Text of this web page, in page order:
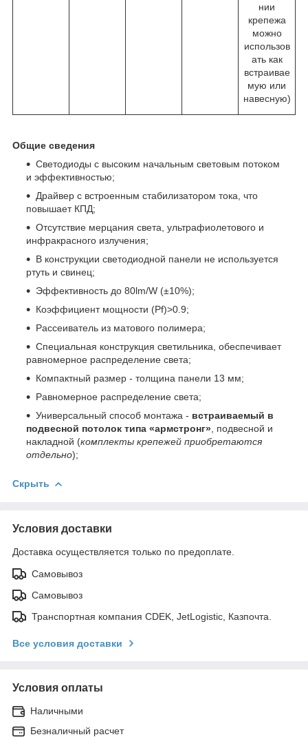
нии
крепежа
можно
использов
ать как
встраивае
мую или
навесную)
Общие сведения
Светодиоды с высоким начальным световым потоком
и эффективностью;
Драйвер с встроенным стабилизатором тока, что
повышает КПД;
Отсутствие мерцания света, ультрафиолетового и
инфракрасного излучения;
В конструкции светодиодной панели не используется
ртуть и свинец;
Эффективность до 80lm/W (±10%);
Коэффициент мощности (Pf)>0.9;
Рассеиватель из матового полимера;
Специальная конструкция светильника, обеспечивает
равномерное распределение света;
Компактный размер - толщина панели 13 мм;
Равномерное распределение света;
Универсальный способ монтажа - встраиваемый в
подвесной потолок типа «армстронг» , подвесной и
накладной (комплекты крепежей приобретаются
отдельно);
Скрыть
Условия доставки
Доставка осуществляется только по предоплате.
Самовывоз
Самовывоз
Транспортная компания CDEK, JetLogistic, Казпочта.
Все условия доставки
Условия оплаты
Наличными
Безналичный расчет